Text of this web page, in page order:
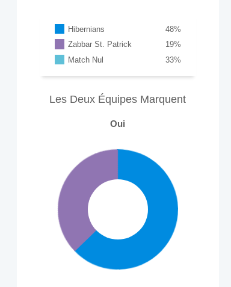
Hibernians %
48
Zabbar St. Patrick
%
19
Match Nul
%
33
Les Deux Équipes Marquent
Oui